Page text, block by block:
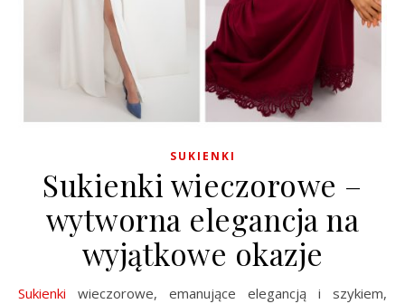
SUKIENKI
Sukienki wieczorowe –
wytworna elegancja na
wyjątkowe okazje
Sukienki wieczorowe, emanujące elegancją i szykiem,